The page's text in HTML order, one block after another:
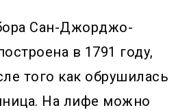
Сан-Джорджо-
в 1791 году,
того как обрушилась
На лифе можно